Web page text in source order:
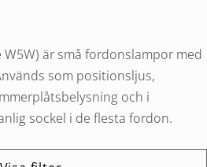
är små fordonslampor med
som positionsljus,
och i
sockel i de flesta fordon.